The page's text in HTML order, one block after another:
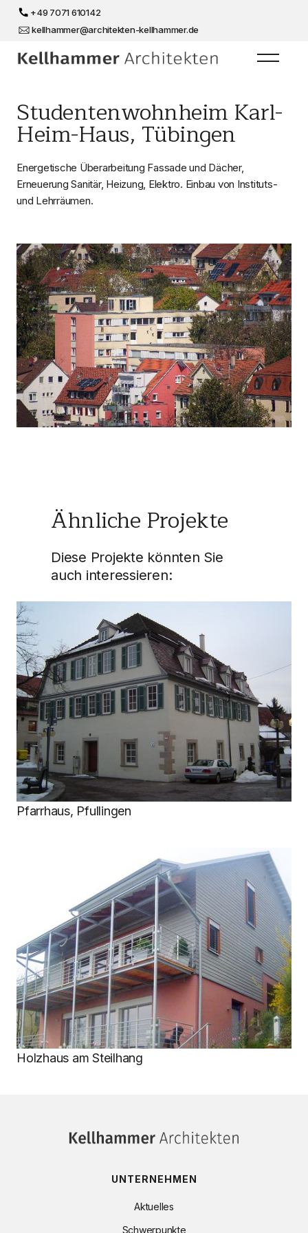
+49 7071 610142
kellhammer@architekten-kellhammer.de
Studentenwohnheim Karl-
Heim-Haus, Tübingen
Energetische Überarbeitung Fassade und Dächer,
Erneuerung Sanitär, Heizung, Elektro. Einbau von Instituts-
und Lehrräumen.
Ähnliche Projekte
Diese Projekte könnten Sie
auch interessieren:
Pfarrhaus, Pfullingen
Holzhaus am Steilhang
UNTERNEHMEN
Aktuelles
Schwerpunkte